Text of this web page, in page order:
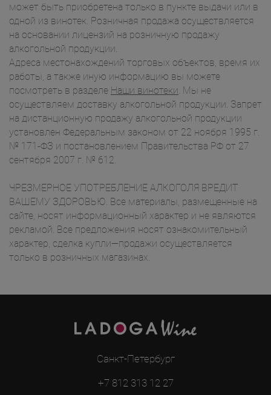
может быть приобретена только в пункте выдачи или в
одной из винотек. Розничная продажа осуществляется
на основании лицензий на розничную продажу
алкогольной продукции.
Адреса местонахождений торговых объектов, время их
работы, а также иную информацию вы можете
посмотреть в разделе Наши винотеки. Мы не
осуществляем доставку алкогольной продукции. Запрет
на дистанционную продажу алкогольной продукции
установлен Федеральным законом от 22 ноября 1995 г.
№ 171-ФЗ и постановлением Правительства РФ от 27
сентября 2007 г. № 612.
ЧРЕЗМЕРНОЕ УПОТРЕБЛЕНИЕ АЛКОГОЛЯ ВРЕДИТ
ВАШЕМУ ЗДОРОВЬЮ. Все материалы, размещенные на
сайте, носят информационный характер и не являются
рекламой. Все предложения носят ознакомительный
характер, сделка купли—продажи осуществляется
только в розничных магазинах.
Санкт-Петербург
+7 812 313 12 27